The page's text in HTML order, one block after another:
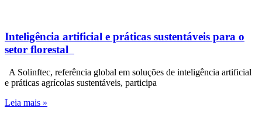
Inteligência artificial e práticas sustentáveis para o
setor florestal
A Solinftec, referência global em soluções de inteligência artificial
e práticas agrícolas sustentáveis, participa
Leia mais »